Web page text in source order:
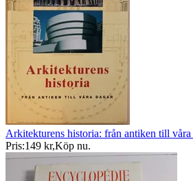
Arkitekturens historia: från antiken till våra
Pris:149 kr,Köp nu.